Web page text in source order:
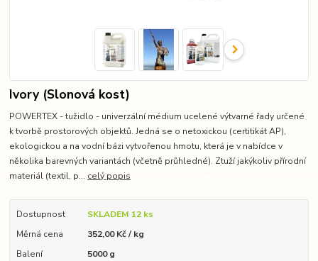
Ivory (Slonová kost)
POWERTEX - tužidlo - univerzální médium ucelené výtvarné řady určené
k tvorbě prostorových objektů. Jedná se o netoxickou (certitikát AP),
ekologickou a na vodní bázi vytvořenou hmotu, která je v nabídce v
několika barevných variantách (včetně průhledné). Ztuží jakýkoliv přírodní
materiál (textil, p... celý popis
Dostupnost
SKLADEM 12 ks
Měrná cena
352,00 Kč / kg
Balení
5000 g